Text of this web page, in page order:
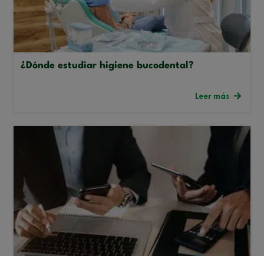
¿Dónde estudiar higiene bucodental?
Leer más